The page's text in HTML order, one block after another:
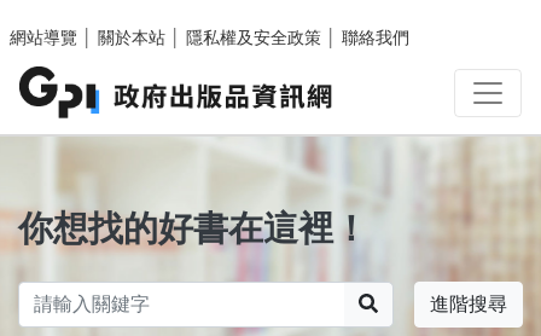
網站導覽
關於本站 隱私權及安全政策 聯絡我們
你想找的好書在這裡！
進階搜尋